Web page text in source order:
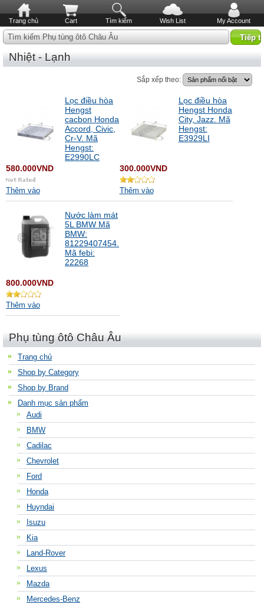
Trang chủ Cart Tìm kiếm Wish List My Account
Tìm kiếm Phụ tùng ôtô Châu Âu
Nhiệt - Lạnh
Sắp xếp theo:
Lọc điều hòa
Hengst
cacbon Honda
Accord, Civic,
Cr-V. Mã
Hengst:
E2990LC
580.000VND
Thêm vào
Lọc điều hòa
Hengst Honda
City, Jazz. Mã
Hengst:
E3929LI
300.000VND
Thêm vào
Nước làm mát
5L BMW Mã
BMW:
81229407454.
Mã febi:
22268
800.000VND
Thêm vào
Phụ tùng ôtô Châu Âu
Trang chủ
Shop by Category
Shop by Brand
Danh mục sản phẩm
Audi
BMW
Cadilac
Chevrolet
Ford
Honda
Huyndai
Isuzu
Kia
Land-Rover
Lexus
Mazda
Mercedes-Benz